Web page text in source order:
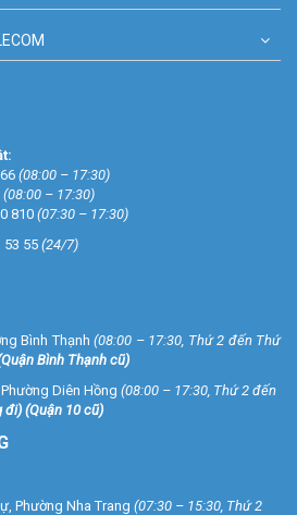
(08:00 – 17:30)
(08:00 – 17:30)
810(07:30 – 17:30)
53 55 (24/7)
Bình Thạnh (08:00 – 17:30, Thứ 2 đến Thứ
Bình Thạnh cũ)
Diên Hồng (08:00 – 17:30, Thứ 2 đến
đi) (Quận 10 cũ)
Phường Nha Trang (07:30 – 15:30, Thứ 2